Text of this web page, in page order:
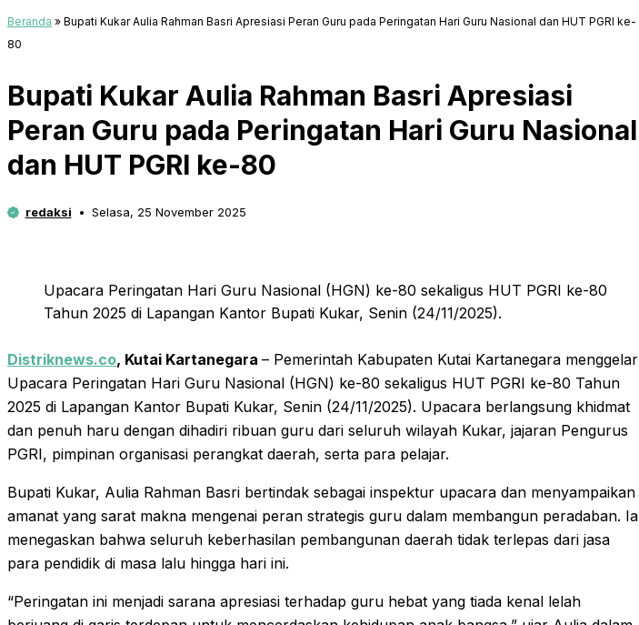
Beranda » Bupati Kukar Aulia Rahman Basri Apresiasi Peran Guru pada Peringatan Hari Guru Nasional dan HUT PGRI ke-
80
Bupati Kukar Aulia Rahman Basri Apresiasi
Peran Guru pada Peringatan Hari Guru Nasional
dan HUT PGRI ke-80
redaksi Selasa, 25 November 2025
Upacara Peringatan Hari Guru Nasional (HGN) ke-80 sekaligus HUT PGRI ke-80
Tahun 2025 di Lapangan Kantor Bupati Kukar, Senin (24/11/2025).
Distriknews.co, Kutai Kartanegara – Pemerintah Kabupaten Kutai Kartanegara menggelar
Upacara Peringatan Hari Guru Nasional (HGN) ke-80 sekaligus HUT PGRI ke-80 Tahun
2025 di Lapangan Kantor Bupati Kukar, Senin (24/11/2025). Upacara berlangsung khidmat
dan penuh haru dengan dihadiri ribuan guru dari seluruh wilayah Kukar, jajaran Pengurus
PGRI, pimpinan organisasi perangkat daerah, serta para pelajar.
Bupati Kukar, Aulia Rahman Basri bertindak sebagai inspektur upacara dan menyampaikan
amanat yang sarat makna mengenai peran strategis guru dalam membangun peradaban. Ia
menegaskan bahwa seluruh keberhasilan pembangunan daerah tidak terlepas dari jasa
para pendidik di masa lalu hingga hari ini.
“Peringatan ini menjadi sarana apresiasi terhadap guru hebat yang tiada kenal lelah